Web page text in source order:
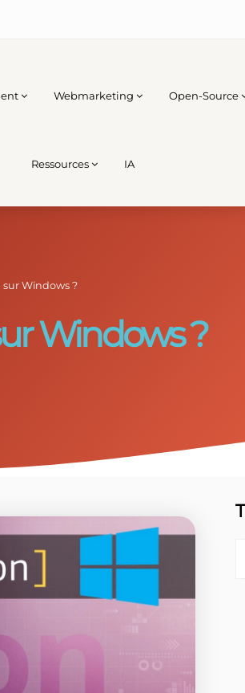
Webmarketing Open-Source
Ressources IA
Windows ?
Windows ?